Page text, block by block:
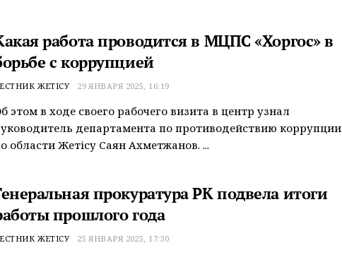
работа проводится в МЦПС «Хоргос» в
с коррупцией
ЖЕТІСУ 29 ЯНВАРЯ 2025, 16:19
этом в ходе своего рабочего визита в центр узнал
департамента по противодействию коррупции
области Жетісу Саян Ахметжанов. ...
прокуратура РК подвела итоги
прошлого года
ЖЕТІСУ 25 ЯНВАРЯ 2025, 17:30